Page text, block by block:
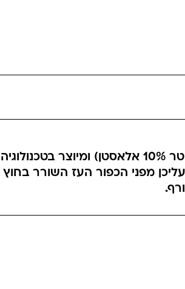
טייץ טרמו איכותי לנשים 150 דנייר בצבע שחור – עשוי מבד מובחר בקפידה (90% פוליטסטר 10%
מפני הכפור העז השורר בחוץ